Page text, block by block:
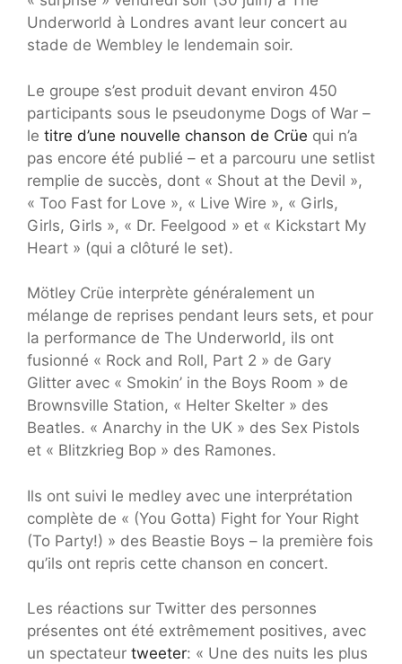
Underworld à Londres avant leur concert au
stade de Wembley le lendemain soir.
Le groupe s’est produit devant environ 450
participants sous le pseudonyme Dogs of War –
le titre d’une nouvelle chanson de Crüe qui n’a
pas encore été publié – et a parcouru une setlist
remplie de succès, dont « Shout at the Devil »,
« Too Fast for Love », « Live Wire », « Girls,
Girls, Girls », « Dr. Feelgood » et « Kickstart My
Heart » (qui a clôturé le set).
Mötley Crüe interprète généralement un
mélange de reprises pendant leurs sets, et pour
la performance de The Underworld, ils ont
fusionné « Rock and Roll, Part 2 » de Gary
Glitter avec « Smokin’ in the Boys Room » de
Brownsville Station, « Helter Skelter » des
Beatles. « Anarchy in the UK » des Sex Pistols
et « Blitzkrieg Bop » des Ramones.
Ils ont suivi le medley avec une interprétation
complète de « (You Gotta) Fight for Your Right
(To Party!) » des Beastie Boys – la première fois
qu’ils ont repris cette chanson en concert.
Les réactions sur Twitter des personnes
présentes ont été extrêmement positives, avec
un spectateur tweeter: « Une des nuits les plus